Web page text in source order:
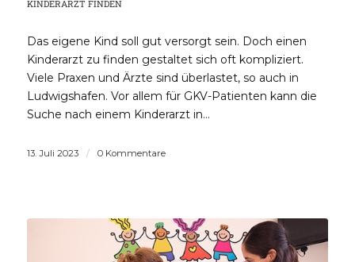
KINDERARZT FINDEN
Das eigene Kind soll gut versorgt sein. Doch einen
Kinderarzt zu finden gestaltet sich oft kompliziert.
Viele Praxen und Ärzte sind überlastet, so auch in
Ludwigshafen. Vor allem für GKV-Patienten kann die
Suche nach einem Kinderarzt in…
13. Juli 2023 / 0 Kommentare